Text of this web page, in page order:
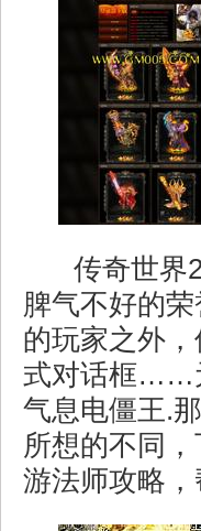
传奇世界
脾气不好的
的玩家之外
式对话框……
气息电僵王.
所想的不同
游法师攻略